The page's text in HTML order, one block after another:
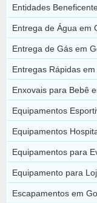
Entidades
Entrega de Água em
Entrega de Gás em
Entregas Rápidas
Enxovais para Bebê
Equipamentos
Equipamentos
Equipamentos para
Equipamento para
Escapamentos em